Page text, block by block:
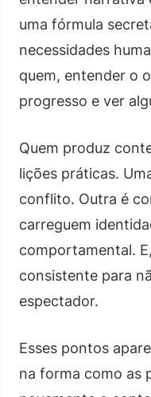
uma fórmula
necessidades
quem, entender o
progresso e ver
Quem produz
lições práticas.
conflito. Outra é
carreguem
comportamental.
consistente para
espectador.
Esses pontos
na forma como as